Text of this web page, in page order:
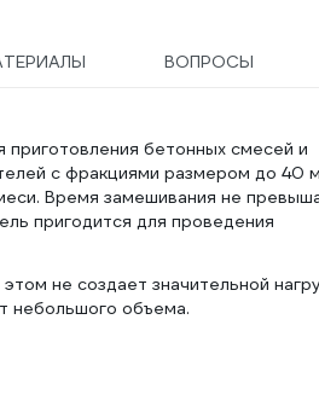
ВОПРОСЫ
бетонных смесей и
с фракциями размером до 40
Время замешивания не
пригодится для проведения
не создает значительной
небольшого объема.